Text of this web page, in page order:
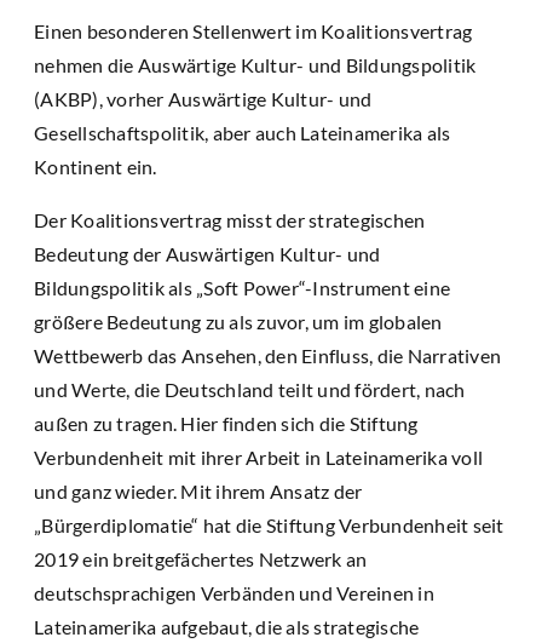
Einen besonderen Stellenwert im Koalitionsvertrag
nehmen die Auswärtige Kultur- und Bildungspolitik
(AKBP), vorher Auswärtige Kultur- und
Gesellschaftspolitik, aber auch Lateinamerika als
Kontinent ein.
Der Koalitionsvertrag misst der strategischen
Bedeutung der Auswärtigen Kultur- und
Bildungspolitik als „Soft Power“-Instrument eine
größere Bedeutung zu als zuvor, um im globalen
Wettbewerb das Ansehen, den Einfluss, die Narrativen
und Werte, die Deutschland teilt und fördert, nach
außen zu tragen. Hier finden sich die Stiftung
Verbundenheit mit ihrer Arbeit in Lateinamerika voll
und ganz wieder. Mit ihrem Ansatz der
„Bürgerdiplomatie“ hat die Stiftung Verbundenheit seit
2019 ein breitgefächertes Netzwerk an
deutschsprachigen Verbänden und Vereinen in
Lateinamerika aufgebaut, die als strategische